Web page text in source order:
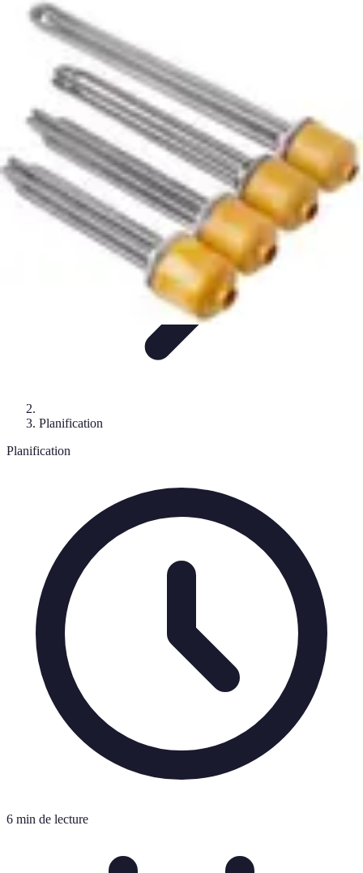
Services Mémoriaux
PersonnalisationRituels et discours
TraditionsListes & Conseils
Services Mémoriaux
Planification
Planification
6 min de lecture